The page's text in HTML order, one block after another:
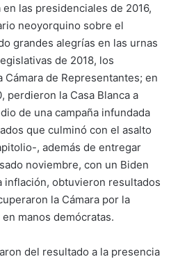
las presidenciales de 2016,
neoyorquino sobre el
grandes alegrías en las urnas
de 2018, los
de Representantes; en
perdieron la Casa Blanca a
de una campaña infundada
que culminó con el asalto
, además de entregar
noviembre, con un Biden
inflación, obtuvieron resultados
la Cámara por la
manos demócratas.
del resultado a la presencia